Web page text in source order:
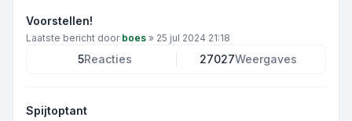
Voorstellen!
Laatste bericht door boes » 25 jul 2024 21:18
5Reacties 27027Weergaves
Spijtoptant